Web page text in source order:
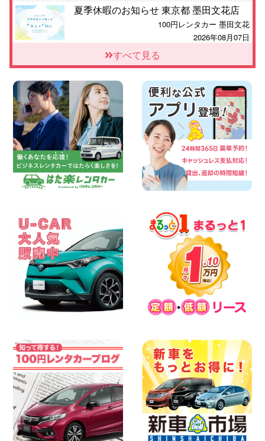
夏季休暇のお知らせ 東京都 墨田文花店
100円レンタカー 墨田文花
2026年08月07日
8月 お盆休みのお知らせ 広島県 ベイシテ
ィ宇品店
2026年08月07日
横浜弥生台店限定!!夏季特別キャンペーン
のお知らせ!! 神奈川県 横浜弥生台店
100円レンタカー 横浜弥生台
2026年08月07日
お盆も休まず営業します! 神奈川県 横浜
旭南本宿町店
100円レンタカー 横浜旭南本宿町
2026年08月07日
お引越しに便利で最適!(禁煙車両) 香川県
【カーシェアのレンタカーが2台になりま
した!】 岐阜県 各務原那加店
100円レンタカー 各務原那加
2026年08月06日
空き有ります!!コンパクトSUV 軽 ミニバ
ン 軽トラ 車種多数!!関東圏必見♪ 東京都
町田根岸店
100円レンタカー 町田根岸
2026年08月06日
100円レンタカー 加古川
2026年08月06日
【佐渡の夏はレンタカーで自由に!】 新潟
県 両津店
100円レンタカー 両津
2026年08月06日
佐渡空港店はお盆も休まず営業中! 新潟県
佐渡空港店
すべて見る